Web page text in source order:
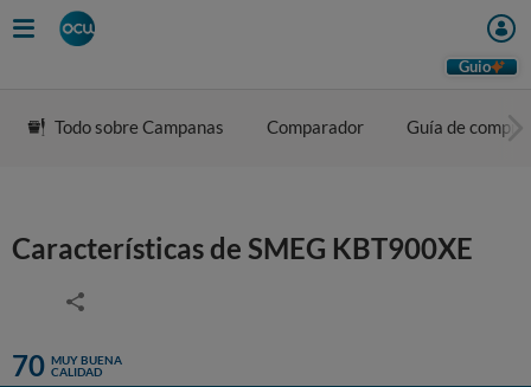
Guio
Todo sobre Campanas Comparador Guía de compra
Características de SMEG KBT900XE
70 MUY BUENA
CALIDAD